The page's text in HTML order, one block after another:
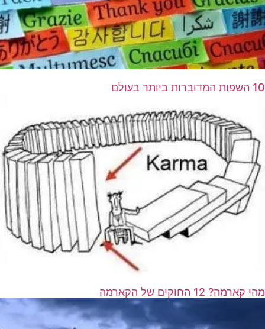
10 השפות המדוברות ביותר בעולם
מהי קארמה? 12 החוקים של הקארמה